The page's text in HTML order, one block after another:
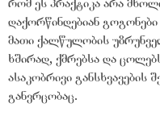
დაქორწინდებიან
მათი ქალწულობის
ხშირად, ქმრებსა და
ასაკობრივი განსხვავების
განვრცობაც.